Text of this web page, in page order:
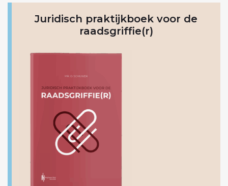
Juridisch praktijkboek voor de
raadsgriffie(r)